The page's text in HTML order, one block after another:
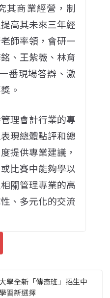
其商業經營，制
高其未來三年經
師率領，會研一
、王紫薇、林育
番現場答辯、激
。
理會計行業的專
現總體點評和總
提供專業建議，
比賽中能夠學以
關管理專業的高
、多元化的交流
學全新「傳奇班」招生中
習新選擇